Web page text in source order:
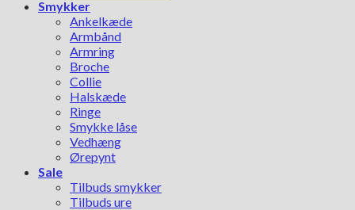
Smykker
Ankelkæde
Armbånd
Armring
Broche
Collie
Halskæde
Ringe
Smykke låse
Vedhæng
Ørepynt
Sale
Tilbuds smykker
Tilbuds ure